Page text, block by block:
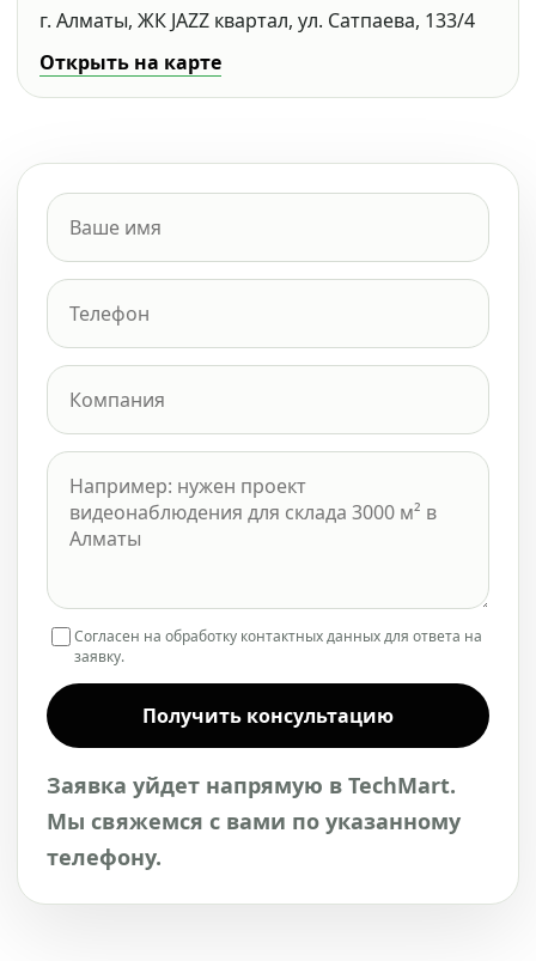
г. Алматы, ЖК JAZZ квартал, ул. Сатпаева, 133/4
Открыть на карте
Согласен на обработку контактных данных для ответа на
заявку.
Получить консультацию
Заявка уйдет напрямую в TechMart.
Мы свяжемся с вами по указанному
телефону.